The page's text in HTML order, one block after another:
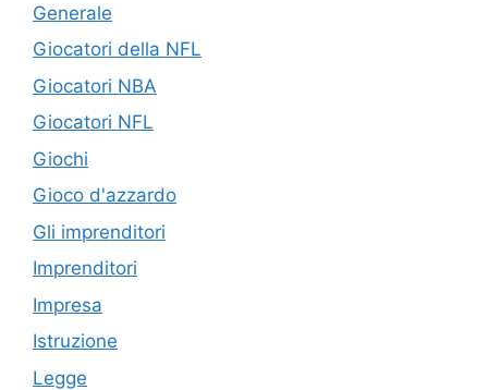
Generale
Giocatori della NFL
Giocatori NBA
Giocatori NFL
Giochi
Gioco d'azzardo
Gli imprenditori
Imprenditori
Impresa
Istruzione
Legge